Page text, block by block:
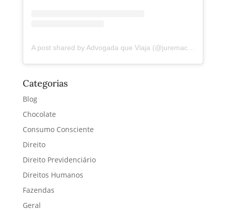
A post shared by Advogada que Viaja (@juremacintra)
Categorias
Blog
Chocolate
Consumo Consciente
Direito
Direito Previdenciário
Direitos Humanos
Fazendas
Geral